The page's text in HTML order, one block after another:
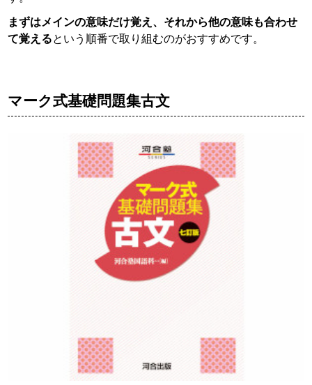
まずはメインの意味だけ覚え、それから他の意味も合わせ
て覚えるという順番で取り組むのがおすすめです。
マーク式基礎問題集古文